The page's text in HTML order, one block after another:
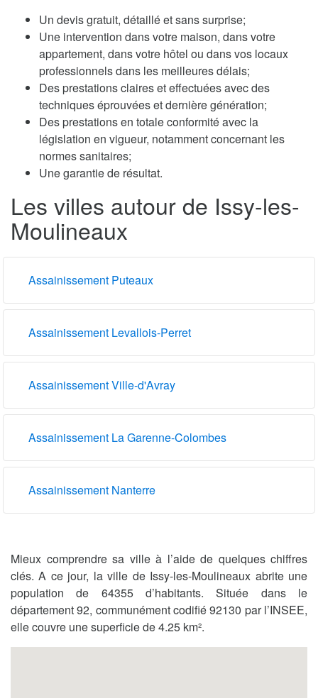
Un devis gratuit, détaillé et sans surprise;
Une intervention dans votre maison, dans votre
appartement, dans votre hôtel ou dans vos locaux
professionnels dans les meilleures délais;
Des prestations claires et effectuées avec des
techniques éprouvées et dernière génération;
Des prestations en totale conformité avec la
législation en vigueur, notamment concernant les
normes sanitaires;
Une garantie de résultat.
Les villes autour de Issy-les-
Moulineaux
Assainissement Puteaux
Assainissement Levallois-Perret
Assainissement Ville-d'Avray
Assainissement La Garenne-Colombes
Assainissement Nanterre
Mieux comprendre sa ville à l’aide de quelques chiffres
clés. A ce jour, la ville de Issy-les-Moulineaux abrite une
population de 64355 d’habitants. Située dans le
département 92, communément codifié 92130 par l’INSEE,
elle couvre une superficie de 4.25 km².